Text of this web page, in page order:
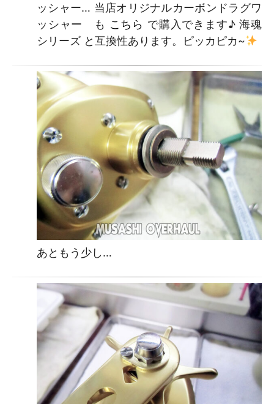
ッシャー… 当店オリジナルカーボンドラグワ
ッシャー も こちら で購入できます♪ 海魂
シリーズ と互換性あります。ピッカピカ~
あともう少し…